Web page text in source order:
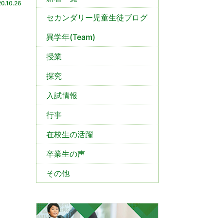
セカンダリー児童生徒ブログ
異学年(Team)
授業
探究
入試情報
行事
在校生の活躍
卒業生の声
その他